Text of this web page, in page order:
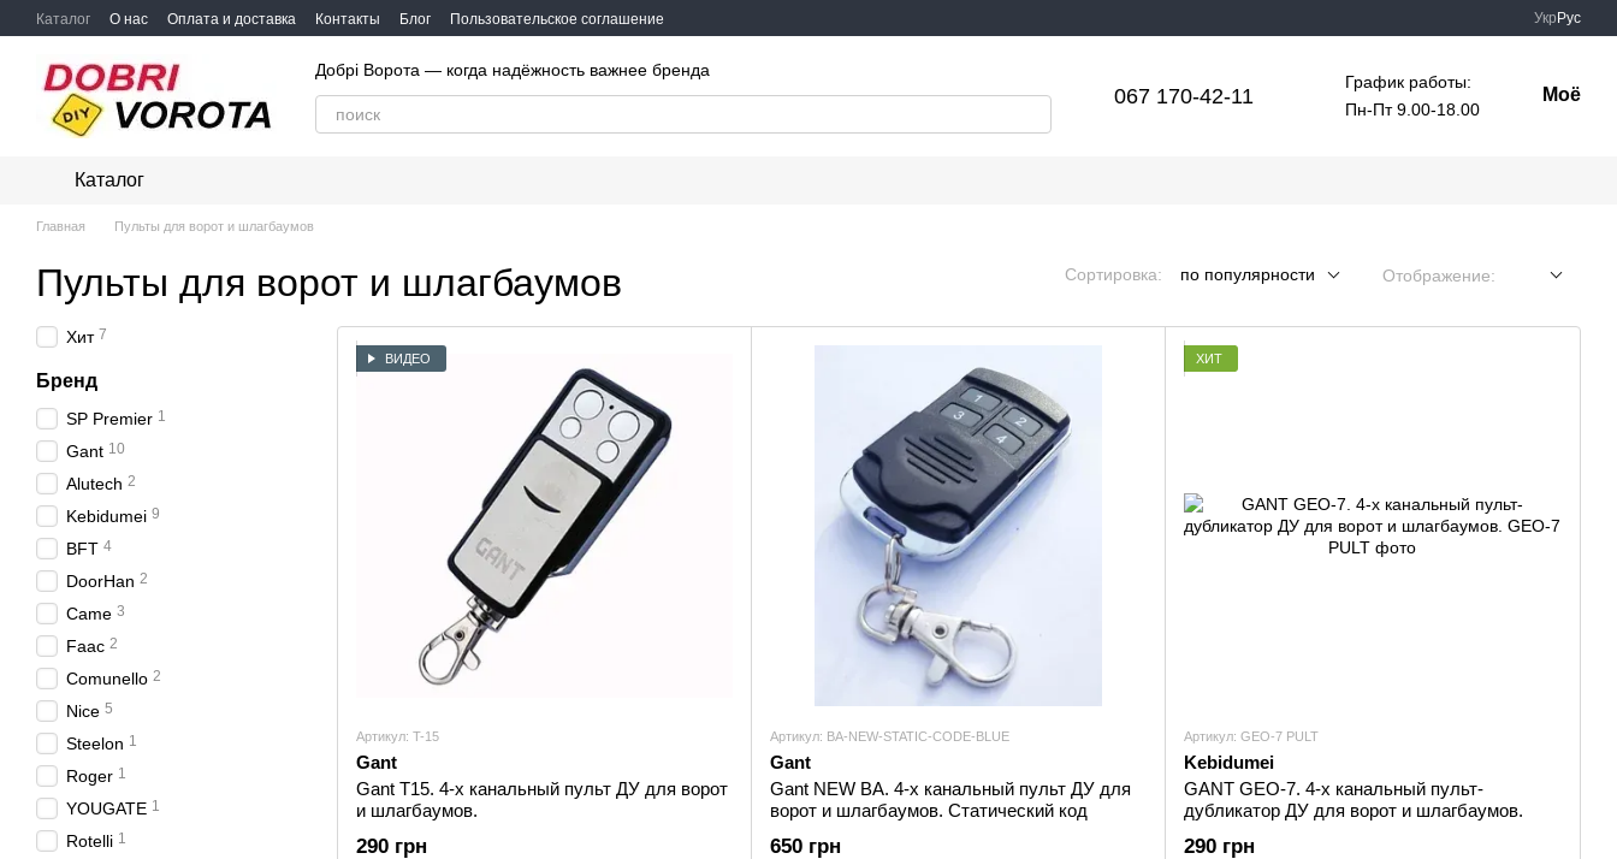
Перейти к основному контенту
Каталог О нас Оплата и доставка Контакты Блог Пользовательское соглашение Укр Рус
Добрі Ворота — когда надёжность важнее бренда
067 170-42-11
График работы:
Пн-Пт 9.00-18.00
Моё
Каталог
Главная Пульты для ворот и шлагбаумов
Пульты для ворот и шлагбаумов Сортировка: по популярности Отображение:
ВИДЕО
Артикул: T-15
Gant
Gant T15. 4-х канальный пульт ДУ для ворот
и шлагбаумов.
290 грн
Артикул: BA-NEW-STATIC-CODE-BLUE
Gant
Gant NEW BA. 4-х канальный пульт ДУ для
ворот и шлагбаумов. Статический код
650 грн
ХИТ
Артикул: GEO-7 PULT
Kebidumei
GANT GEO-7. 4-х канальный пульт-
дубликатор ДУ для ворот и шлагбаумов.
290 грн
Хит 7
Бренд
SP Premier 1
Gant 10
Alutech 2
Kebidumei 9
BFT 4
DoorHan 2
Came 3
Faac 2
Comunello 2
Nice 5
Steelon 1
Roger 1
YOUGATE 1
Rotelli 1